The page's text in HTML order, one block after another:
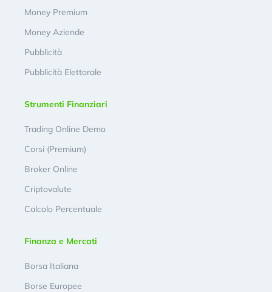
Money Premium
Money Aziende
Pubblicità
Pubblicità Elettorale
Strumenti Finanziari
Trading Online Demo
Corsi (Premium)
Broker Online
Criptovalute
Calcolo Percentuale
Finanza e Mercati
Borsa Italiana
Borse Europee